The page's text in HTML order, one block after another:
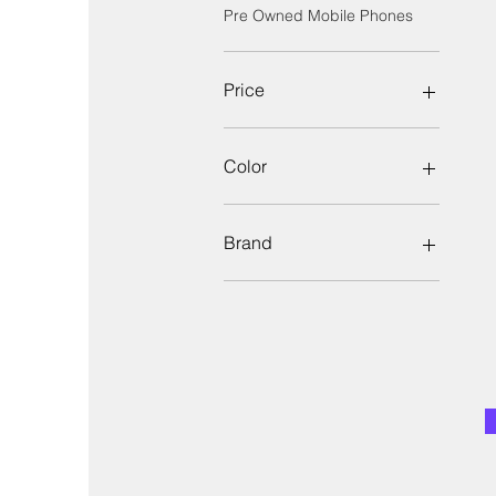
Pre Owned Mobile Phones
Price
₪159
Color
Brand
Cellex